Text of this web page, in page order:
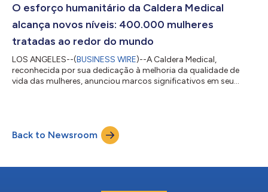
inteiro. A linha de produtos TVT – composta por TVT, TVT
Exact, TVT-O and TVT Abbrevo – o...
O esforço humanitário da Caldera Medical
alcança novos níveis: 400.000 mulheres
tratadas ao redor do mundo
LOS ANGELES--(BUSINESS WIRE)--A Caldera Medical,
reconhecida por sua dedicação à melhoria da qualidade de
vida das mulheres, anunciou marcos significativos em seu
expansão do programa em 2016, a Caldera Medical embarcou
em 296 missões em 56 países, tratando mais de 400.000
mulheres. Estas missões não têm a ver apenas com a...
Back to Newsroom